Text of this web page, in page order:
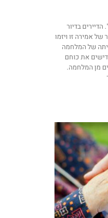
בדיור
של אמירה זו ויזמו
של המלחמה
את כוחם
מן המלחמה.